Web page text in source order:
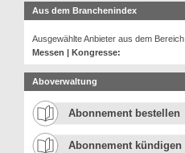
Aus dem Branchenindex
Ausgewählte Anbieter aus dem Bereich
Messen | Kongresse:
Aboverwaltung
Abonnement bestellen
Abonnement kündigen